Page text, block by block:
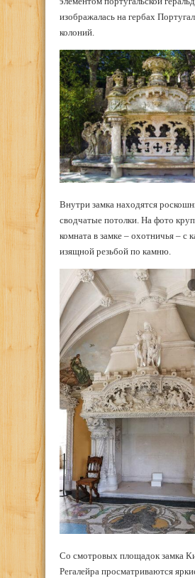
изображалась на гербах
колоний.
Внутри замка находятся
сводчатые потолки. На фото
комната в замке – охотничья – с
изящной резьбой по камню.
Со смотровых площадок замка
Регалейра просматриваются